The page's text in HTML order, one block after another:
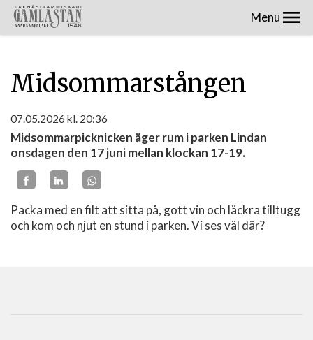
Menu
Midsommarstången
07.05.2026 kl. 20:36
Midsommarpicknicken äger rum i parken Lindan
onsdagen den 17 juni mellan klockan 17-19.
Packa med en filt att sitta på, gott vin och läckra tilltugg
och kom och njut en stund i parken. Vi ses väl där?